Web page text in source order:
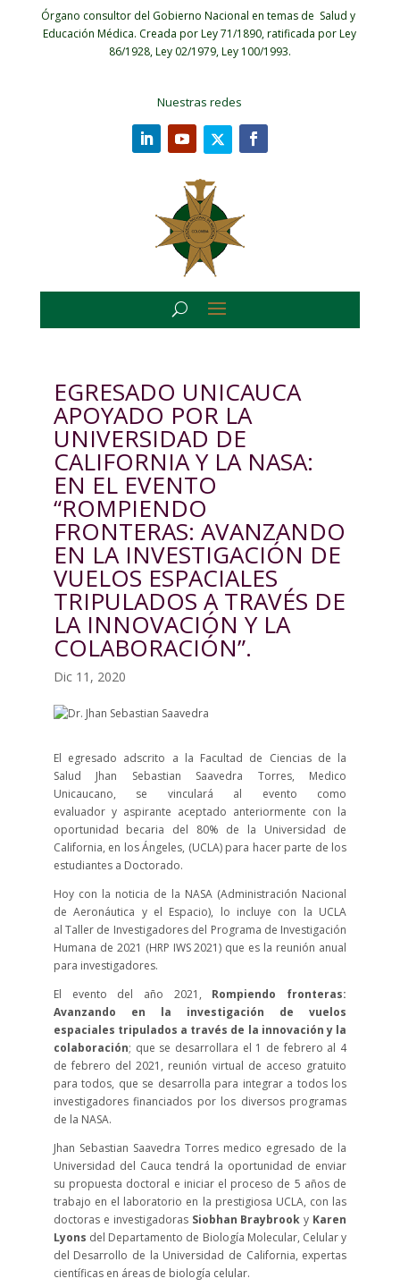
Órgano consultor del Gobierno Nacional en temas de Salud y
Educación Médica. Creada por Ley 71/1890, ratificada por Ley
86/1928, Ley 02/1979, Ley 100/1993.
Nuestras redes
EGRESADO UNICAUCA
APOYADO POR LA
UNIVERSIDAD DE
CALIFORNIA Y LA NASA:
EN EL EVENTO
“ROMPIENDO
FRONTERAS: AVANZANDO
EN LA INVESTIGACIÓN DE
VUELOS ESPACIALES
TRIPULADOS A TRAVÉS DE
LA INNOVACIÓN Y LA
COLABORACIÓN”.
Dic 11, 2020
El egresado adscrito a la Facultad de Ciencias de la
Salud Jhan Sebastian Saavedra Torres, Medico
Unicaucano, se vinculará al evento como
evaluador y aspirante aceptado anteriormente con la
oportunidad becaria del 80% de la Universidad de
California, en los Ángeles, (UCLA) para hacer parte de los
estudiantes a Doctorado.
Hoy con la noticia de la NASA (Administración Nacional
de Aeronáutica y el Espacio), lo incluye con la UCLA
al Taller de Investigadores del Programa de Investigación
Humana de 2021 (HRP IWS 2021) que es la reunión anual
para investigadores.
El evento del año 2021, Rompiendo fronteras:
Avanzando en la investigación de vuelos
espaciales tripulados a través de la innovación y la
colaboración; que se desarrollara el 1 de febrero al 4
de febrero del 2021, reunión virtual de acceso gratuito
para todos, que se desarrolla para integrar a todos los
investigadores financiados por los diversos programas
de la NASA.
Jhan Sebastian Saavedra Torres medico egresado de la
Universidad del Cauca tendrá la oportunidad de enviar
su propuesta doctoral e iniciar el proceso de 5 años de
trabajo en el laboratorio en la prestigiosa UCLA, con las
doctoras e investigadoras Siobhan Braybrook y Karen
Lyons del Departamento de Biología Molecular, Celular y
del Desarrollo de la Universidad de California, expertas
científicas en áreas de biología celular.